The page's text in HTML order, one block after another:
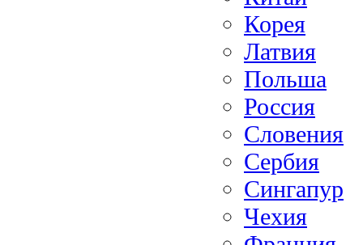
Корея
Латвия
Польша
Россия
Словения
Сербия
Сингапур
Чехия